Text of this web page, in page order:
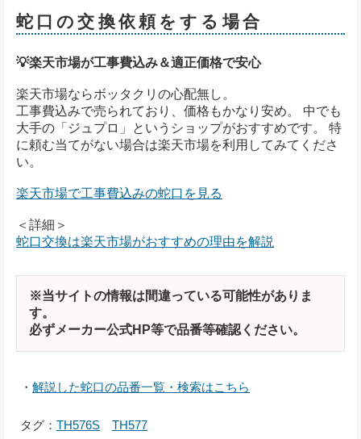
蛇口の交換依頼をする場合
💡楽天市場が工事費込み＆適正価格で安心
楽天市場ならボッタクリの心配無し。
工事費込みで売られており、価格もかなり安め。 中でも
大手の「ジュプロ」というショップがおすすめです。 特
に頼む当てがない場合は楽天市場を利用してみてくださ
い。
楽天市場で工事費込みの蛇口を見る
＜詳細＞
蛇口交換は楽天市場がおすすめの理由を解説
※当サイトの情報は間違っている可能性がありま
す。
必ずメーカー公式HP等で品番等確認ください。
・ 解説した蛇口の品番一覧・検索はこちら
タグ： TH576S TH577